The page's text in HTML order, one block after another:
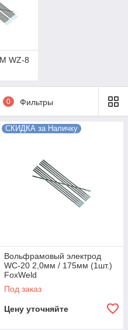
WZ-8
0 Фильтры
СКИДКА за Наличку
Вольфрамовый электрод
WC-20 2,0мм / 175мм (1шт.)
FoxWeld
Под заказ
Цену уточняйте